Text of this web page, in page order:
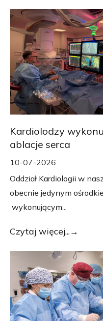
Kardiolodzy
ablacje serca
10-07-2026
Oddział Kardiologii w
obecnie jedynym
wykonującym...
Czytaj więcej...